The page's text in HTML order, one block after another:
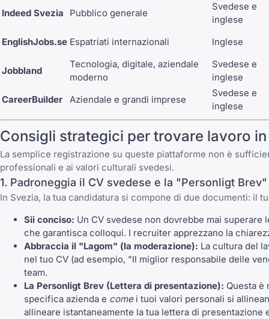
Indeed Svezia
Pubblico generale
Svedese e
inglese
EnglishJobs.se Espatriati internazionali Inglese
Jobbland
Tecnologia, digitale, aziendale
moderno
Svedese e
inglese
CareerBuilder
Aziendale e grandi imprese
Svedese e
inglese
Consigli strategici per trovare lavoro
La semplice registrazione su queste piattaforme non è
professionali e ai valori culturali svedesi.
1. Padroneggia il CV svedese e la "Personligt Brev"
In Svezia, la tua candidatura si compone di due documenti: il
Sii conciso: Un CV svedese non dovrebbe mai
che garantisca colloqui. I recruiter apprezzano la
Abbraccia il "Lagom" (la moderazione): La cultura del
nel tuo CV (ad esempio, "Il miglior responsabile delle
team.
La Personligt Brev (Lettera di presentazione): Questa è
specifica azienda e comei tuoi valori personali si
allineare istantaneamente la tua lettera di